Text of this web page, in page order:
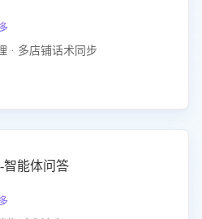
· 多店铺话术同步
智能体问答